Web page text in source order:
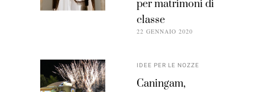
per matrimoni di
classe
22 GENNAIO 2020
IDEE PER LE NOZZE
Caningam,